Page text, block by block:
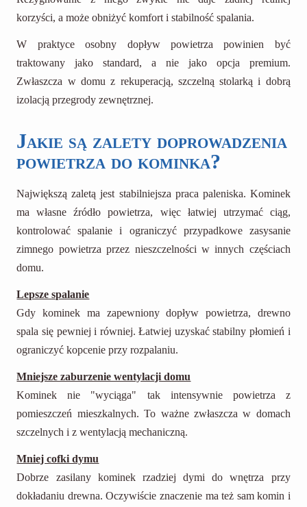
korzyści, a może obniżyć komfort i stabilność spalania.
W praktyce osobny dopływ powietrza powinien być
traktowany jako standard, a nie jako opcja premium.
Zwłaszcza w domu z rekuperacją, szczelną stolarką i dobrą
izolacją przegrody zewnętrznej.
Jakie są zalety doprowadzenia
powietrza do kominka?
Największą zaletą jest stabilniejsza praca paleniska. Kominek
ma własne źródło powietrza, więc łatwiej utrzymać ciąg,
kontrolować spalanie i ograniczyć przypadkowe zasysanie
zimnego powietrza przez nieszczelności w innych częściach
domu.
Lepsze spalanie
Gdy kominek ma zapewniony dopływ powietrza, drewno
spala się pewniej i równiej. Łatwiej uzyskać stabilny płomień i
ograniczyć kopcenie przy rozpalaniu.
Mniejsze zaburzenie wentylacji domu
Kominek nie "wyciąga" tak intensywnie powietrza z
pomieszczeń mieszkalnych. To ważne zwłaszcza w domach
szczelnych i z wentylacją mechaniczną.
Mniej cofki dymu
Dobrze zasilany kominek rzadziej dymi do wnętrza przy
dokładaniu drewna. Oczywiście znaczenie ma też sam komin i